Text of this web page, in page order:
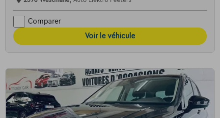
Comparer
Voir le véhicule